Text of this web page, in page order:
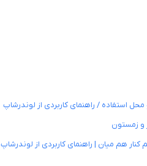
استفاده / راهنمای کاربردی از لوندرشاپ
و زمستون
هم میان | راهنمای کاربردی از لوندرشاپ